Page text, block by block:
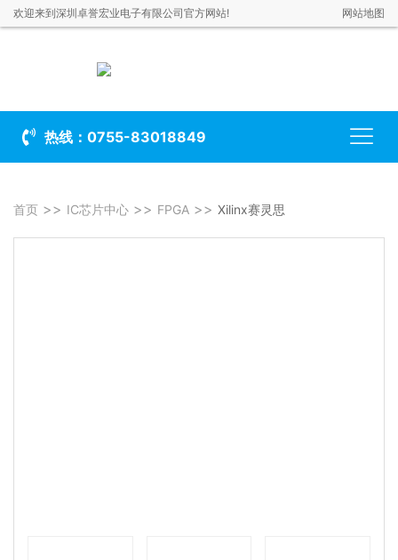
欢迎来到深圳卓誉宏业电子有限公司官方网站! 网站地图
热线：0755-83018849
首页 IC芯片中心 FPGA Xilinx赛灵思